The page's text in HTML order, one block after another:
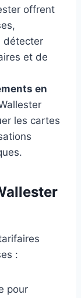
offrent
détecter
et de
en
les cartes
:
pour